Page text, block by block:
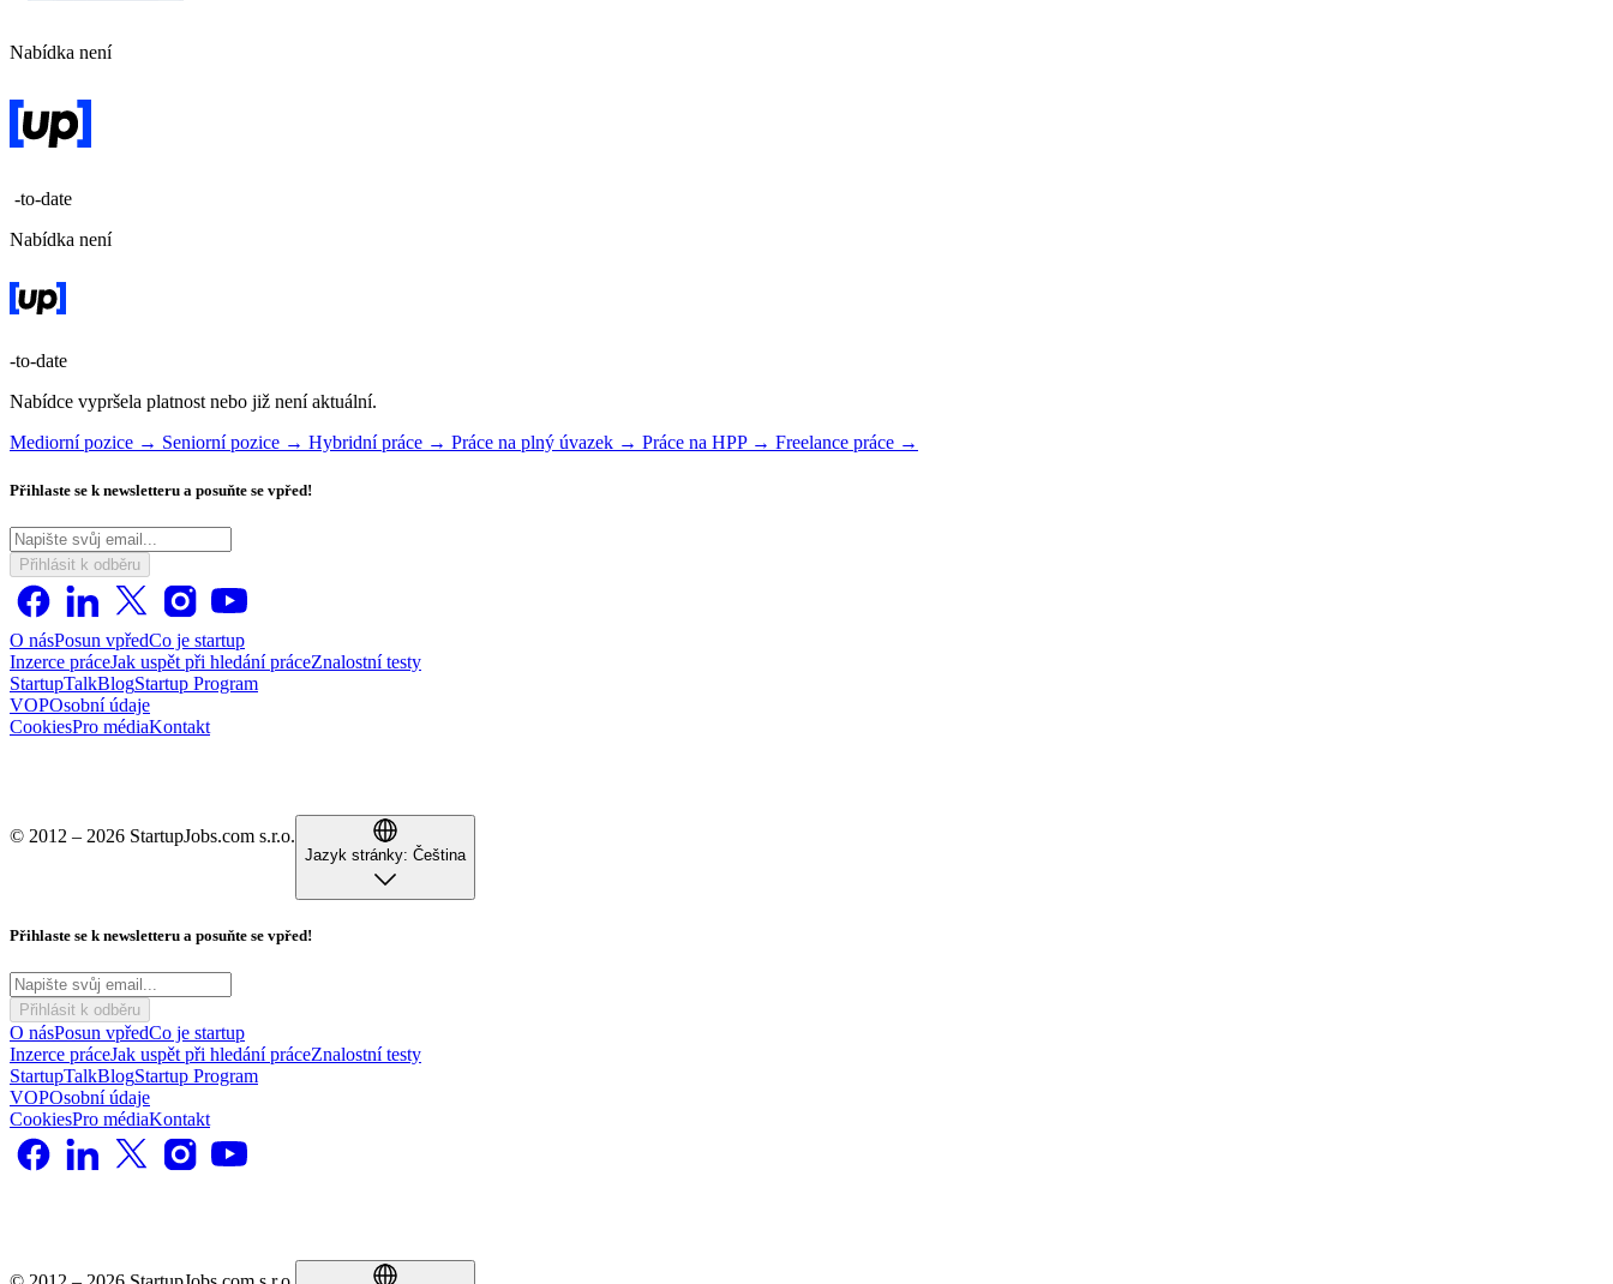
Nabídka není
-to-date
Nabídka není
-to-date
Nabídce vypršela platnost nebo již není aktuální.
Mediorní pozice → Seniorní pozice → Hybridní práce → Práce na plný úvazek → Práce na HPP → Freelance práce →
Přihlaste se k newsletteru a posuňte se vpřed!
Přihlásit k odběru
O násPosun vpředCo je startup
Inzerce práceJak uspět při hledání práceZnalostní testy
StartupTalkBlogStartup Program
VOPOsobní údaje
CookiesPro médiaKontakt
© 2012 – 2026 StartupJobs.com s.r.o.
Jazyk stránky: Čeština
Přihlaste se k newsletteru a posuňte se vpřed!
Přihlásit k odběru
O násPosun vpředCo je startup
Inzerce práceJak uspět při hledání práceZnalostní testy
StartupTalkBlogStartup Program
VOPOsobní údaje
CookiesPro médiaKontakt